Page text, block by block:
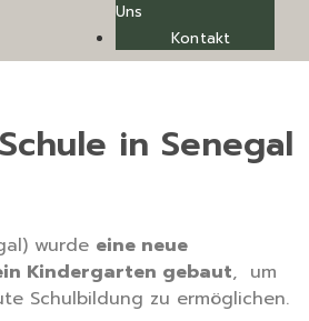
Uns
Kontakt
in Senegal
wurde eine neue
Kindergarten gebaut, um
Schulbildung zu ermöglichen.